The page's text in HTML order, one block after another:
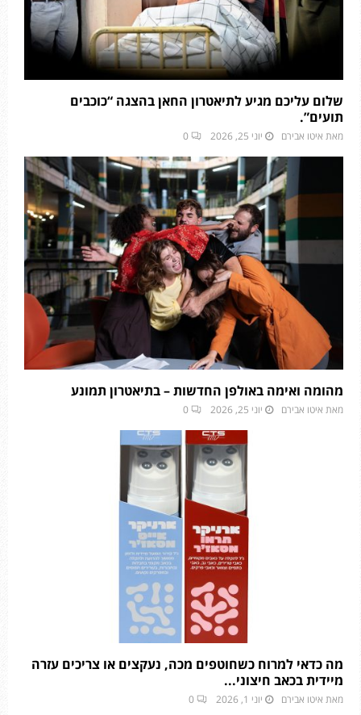
שלום עליכם מגיע לתיאטרון החאן בהצגה “כוכבים
תועים”.
מאת איטו אבירם יוני 25, 2026 0
מהומה ואימה באולפן החדשות – בתיאטרון תמונע
מאת איטו אבירם יוני 25, 2026 0
מה כדאי למרוח כשחוטפים מכה, נעקצים או צריכים עזרה
מיידית בכאב חיצוני...
מאת איטו אבירם יוני 1, 2026 0